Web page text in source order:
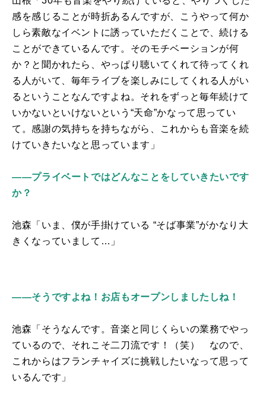
感を感じることが時折あるんですが、こうやって何か
しら素敵なイベントに誘っていただくことで、続ける
ことができているんです。そのモチベーションが何
か？と聞かれたら、やっぱり聴いてくれて待ってくれ
る人がいて、毎年ライブを楽しみにしてくれる人がい
るということなんですよね。それをずっと毎年続けて
いかないといけないという“天命”かなって思ってい
て。感謝の気持ちを持ちながら、これからも音楽を続
けていきたいなと思っています」
――プライベートではどんなことをしていきたいです
か？
池森「いま、僕が手掛けている “そば事業”がかなり大
きくなっていまして…」
――そうですよね！お店もオープンしましたしね！
池森「そうなんです。音楽と同じくらいの業務でやっ
ているので、それこそ二刀流です！（笑） なので、
これからはフランチャイズに挑戦したいなって思って
いるんです」